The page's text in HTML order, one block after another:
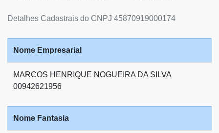
Detalhes Cadastrais do CNPJ 45870919000174
Nome Empresarial
MARCOS HENRIQUE NOGUEIRA DA SILVA
00942621956
Nome Fantasia